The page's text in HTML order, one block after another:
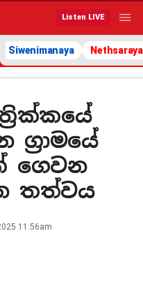
Listen LIVE
Siwenimanaya Nethsaraya
ගෙවන
තත්වය
11:56am